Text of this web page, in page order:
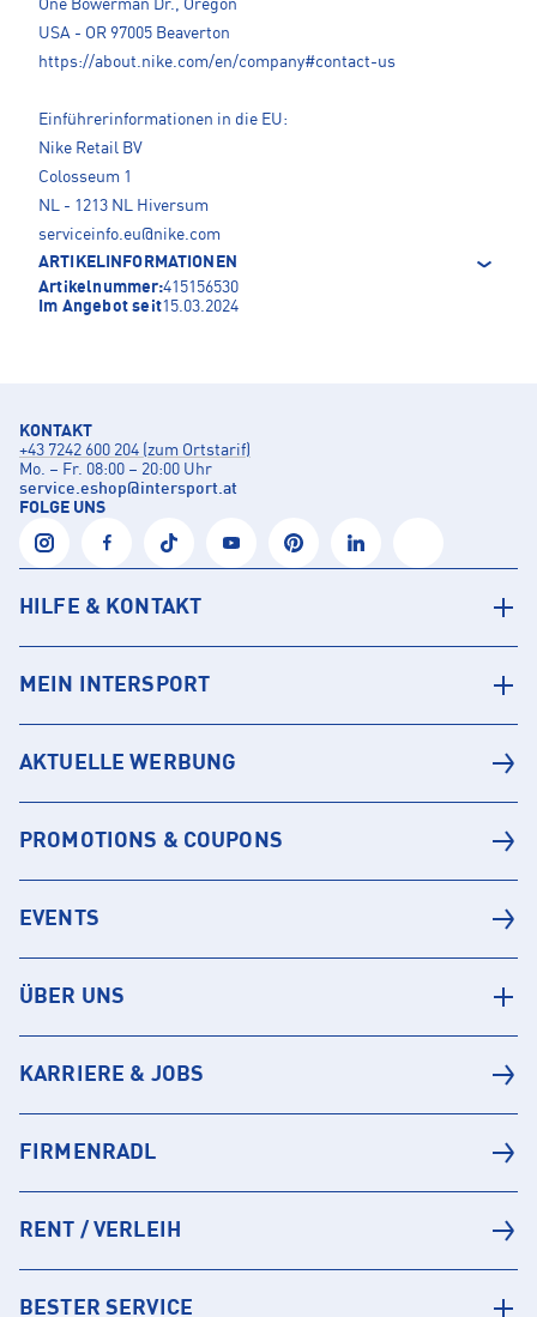
One Bowerman Dr., Oregon
USA - OR 97005 Beaverton
https://about.nike.com/en/company#contact-us
Einführerinformationen in die EU:
Nike Retail BV
Colosseum 1
NL - 1213 NL Hiversum
serviceinfo.eu@nike.com
ARTIKELINFORMATIONEN
Artikelnummer:415156530
Im Angebot seit15.03.2024
KONTAKT
+43 7242 600 204 (zum Ortstarif)
Mo. – Fr. 08:00 – 20:00 Uhr
service.eshop@intersport.at
FOLGE UNS
HILFE & KONTAKT
MEIN INTERSPORT
AKTUELLE WERBUNG
PROMOTIONS & COUPONS
EVENTS
ÜBER UNS
KARRIERE & JOBS
FIRMENRADL
RENT / VERLEIH
BESTER SERVICE